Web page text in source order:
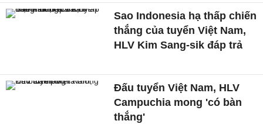
Sao Indonesia hạ thấp chiến
thắng của tuyển Việt Nam,
HLV Kim Sang-sik đáp trả
Đấu tuyển Việt Nam, HLV
Campuchia mong 'có bàn
thắng'